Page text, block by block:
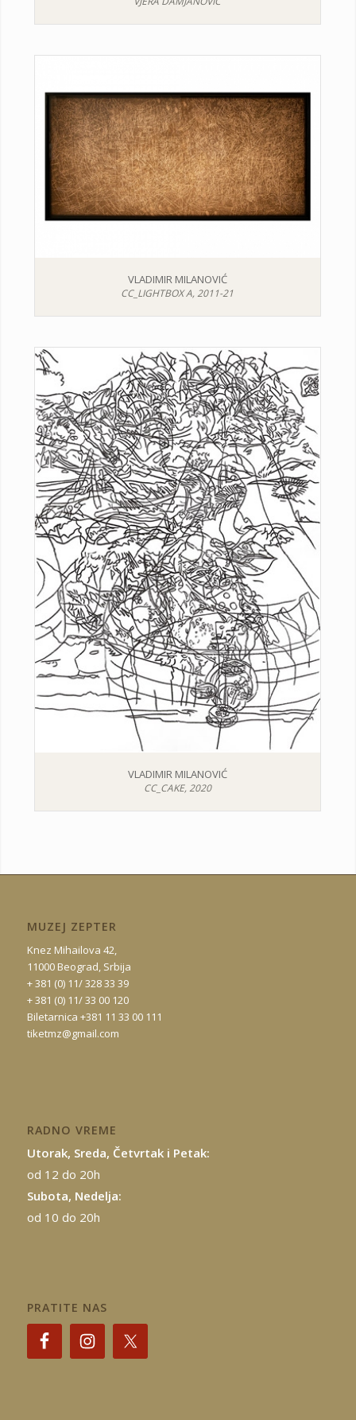
VLADIMIR MILANOVIĆ
CC_LIGHTBOX A, 2011-21
VLADIMIR MILANOVIĆ
CC_CAKE, 2020
MUZEJ ZEPTER
Knez Mihailova 42,
11000 Beograd, Srbija
+ 381 (0) 11/ 328 33 39
+ 381 (0) 11/ 33 00 120
Biletarnica +381 11 33 00 111
tiketmz@gmail.com
RADNO VREME
Utorak, Sreda, Četvrtak i Petak:
od 12 do 20h
Subota, Nedelja:
od 10 do 20h
PRATITE NAS